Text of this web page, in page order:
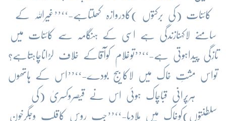
کائنات (کی برکتوں )کادروازہ کھلتاہے-‘‘’’غیراللہ کے
سامنے لاکہنازندگی ہے اسی کے ہنگامہ سے کائنات میں
تازگی پیداہوتی ہے-‘‘’’توغلام کوآقاکے خلاف لڑاناچاہتاہے؟
تواس مشتِ خاک میں لاکابیج بودے-‘‘’’اس کے ہاتھوں
ہرپُرانی قباچاک ہوئی اس نے قیصروکسریٰ (کی
سلطنتوں)کوخاک میں ملادیا-‘‘’’جب روس کاقلب وجگرخون